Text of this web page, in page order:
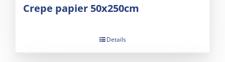
Crepe papier 50x250cm
Details